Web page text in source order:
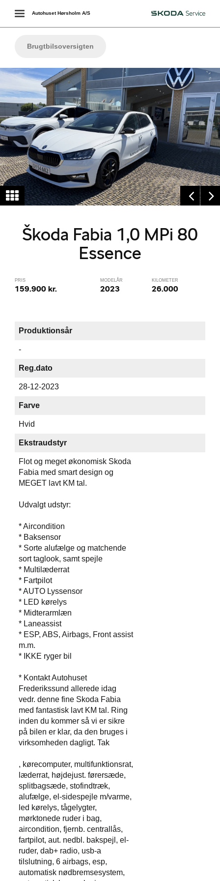
Toggle
navigation
Škoda
Autohuset Hørsholm A/S
Brugtbilsoversigten
Škoda Fabia 1,0 MPi 80
Essence
PRIS
159.900 kr.
MODELÅR
2023
KILOMETER
26.000
Produktionsår
-
Reg.dato
28-12-2023
Farve
Hvid
Ekstraudstyr
Flot og meget økonomisk Skoda
Fabia med smart design og
MEGET lavt KM tal.
Udvalgt udstyr:
* Aircondition
* Baksensor
* Sorte alufælge og matchende
sort taglook, samt spejle
* Multilæderrat
* Fartpilot
* AUTO Lyssensor
* LED kørelys
* Midterarmlæn
* Laneassist
* ESP, ABS, Airbags, Front assist
m.m.
* IKKE ryger bil
* Kontakt Autohuset
Frederikssund allerede idag
vedr. denne fine Skoda Fabia
med fantastisk lavt KM tal. Ring
inden du kommer så vi er sikre
på bilen er klar, da den bruges i
virksomheden dagligt. Tak
, kørecomputer, multifunktionsrat,
læderrat, højdejust. førersæde,
splitbagsæde, stofindtræk,
alufælge, el-sidespejle m/varme,
led kørelys, tågelygter,
mørktonede ruder i bag,
aircondition, fjernb. centrallås,
fartpilot, aut. nedbl. bakspejl, el-
ruder, dab+ radio, usb-a
tilslutning, 6 airbags, esp,
automatisk nødbremsesystem,